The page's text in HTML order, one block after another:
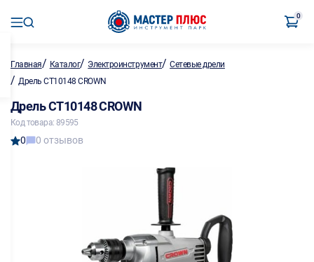
0
Главная/ Каталог/ Электроинструмент/Сетевые дрели
/ Дрель CT10148 CROWN
Дрель CT10148 CROWN
Код товара: 89595
0 0 отзывов